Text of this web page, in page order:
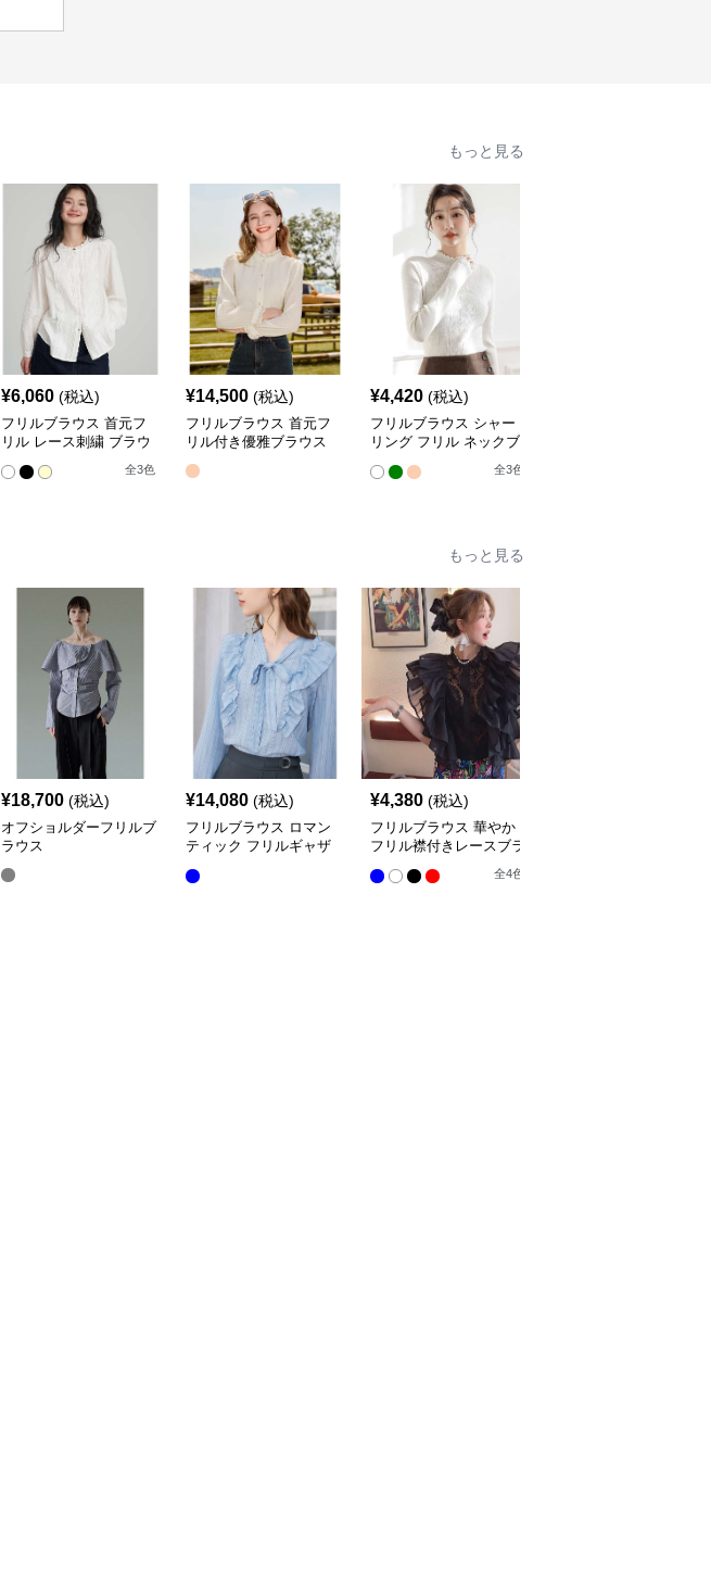
もっと見る
¥6,060 (税込)
フリルブラウス 首元フ
リル レース刺繍 ブラウ
全3色
¥14,500 (税込)
フリルブラウス 首元フ
リル付き優雅ブラウス
¥4,420 (税込)
フリルブラウス シャー
リング フリル ネックブ
全3色
もっと見る
¥18,700 (税込)
オフショルダーフリルブ
ラウス
¥14,080 (税込)
フリルブラウス ロマン
ティック フリルギャザ
¥4,380 (税込)
フリルブラウス 華やか
フリル襟付きレースブラ
全4色